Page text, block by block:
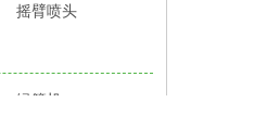
摇臂喷头
绿篱机